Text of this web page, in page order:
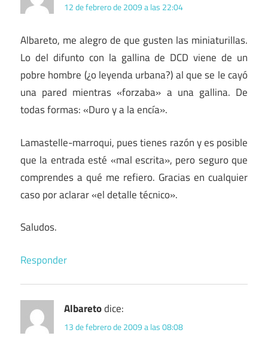
12 de febrero de 2009 a las 22:04
Albareto, me alegro de que gusten las miniaturillas.
Lo del difunto con la gallina de DCD viene de un
pobre hombre (¿o leyenda urbana?) al que se le cayó
una pared mientras «forzaba» a una gallina. De
todas formas: «Duro y a la encía».
Lamastelle-marroqui, pues tienes razón y es posible
que la entrada esté «mal escrita», pero seguro que
comprendes a qué me refiero. Gracias en cualquier
caso por aclarar «el detalle técnico».
Saludos.
Responder
Albaretodice:
13 de febrero de 2009 a las 08:08